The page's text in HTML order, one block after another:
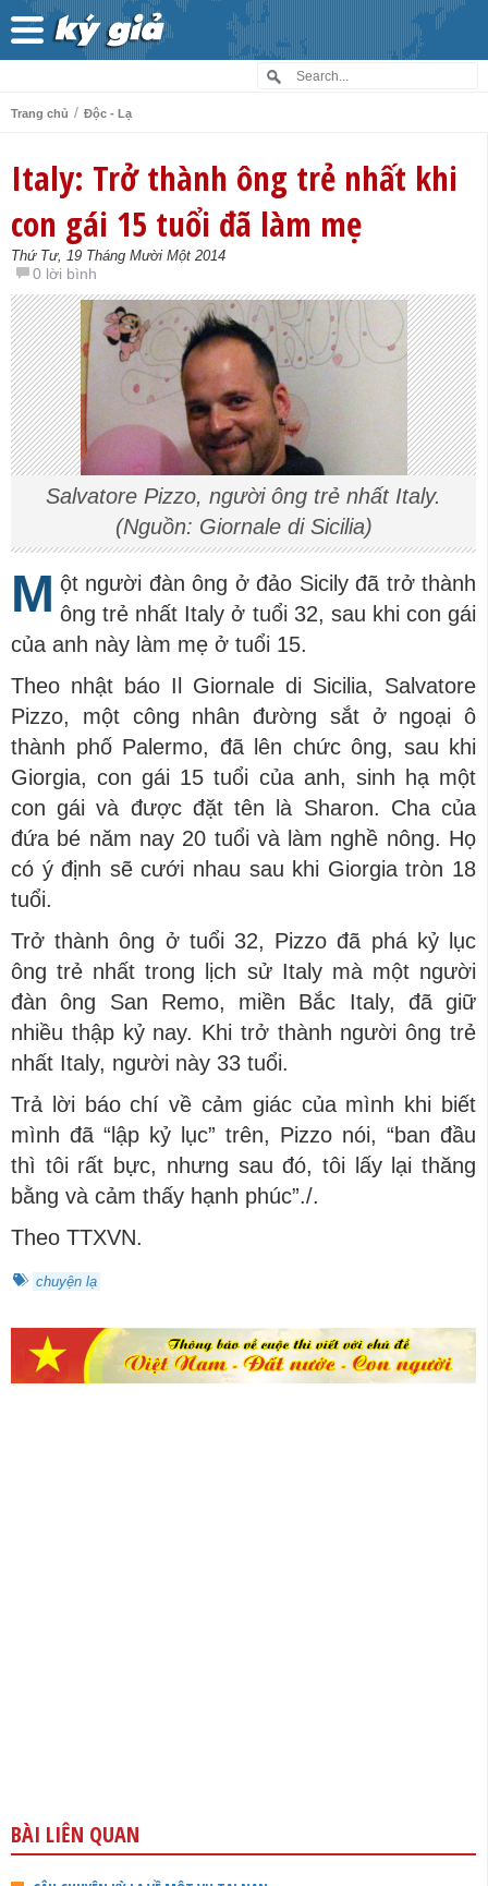
Trang chủ / Độc - Lạ
Italy: Trở thành ông trẻ nhất khi
con gái 15 tuổi đã làm mẹ
Thứ Tư, 19 Tháng Mười Một 2014
0 lời bình
Salvatore Pizzo, người ông trẻ nhất Italy.
(Nguồn: Giornale di Sicilia)
M ột người đàn ông ở đảo Sicily đã trở thành
ông trẻ nhất Italy ở tuổi 32, sau khi con gái
của anh này làm mẹ ở tuổi 15.
Theo nhật báo Il Giornale di Sicilia, Salvatore
Pizzo, một công nhân đường sắt ở ngoại ô
thành phố Palermo, đã lên chức ông, sau khi
Giorgia, con gái 15 tuổi của anh, sinh hạ một
con gái và được đặt tên là Sharon. Cha của
đứa bé năm nay 20 tuổi và làm nghề nông. Họ
có ý định sẽ cưới nhau sau khi Giorgia tròn 18
tuổi.
Trở thành ông ở tuổi 32, Pizzo đã phá kỷ lục
ông trẻ nhất trong lịch sử Italy mà một người
đàn ông San Remo, miền Bắc Italy, đã giữ
nhiều thập kỷ nay. Khi trở thành người ông trẻ
nhất Italy, người này 33 tuổi.
Trả lời báo chí về cảm giác của mình khi biết
mình đã “lập kỷ lục” trên, Pizzo nói, “ban đầu
thì tôi rất bực, nhưng sau đó, tôi lấy lại thăng
bằng và cảm thấy hạnh phúc”./.
Theo TTXVN.
chuyện lạ
BÀI LIÊN QUAN